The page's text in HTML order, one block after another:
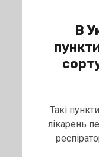
В
Такі
лікарень